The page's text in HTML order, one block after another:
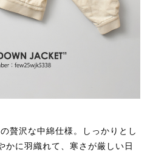
贅沢な中綿仕様。しっかりとし
かに羽織れて、寒さが厳しい日